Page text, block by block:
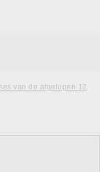
van de afgelopen 12